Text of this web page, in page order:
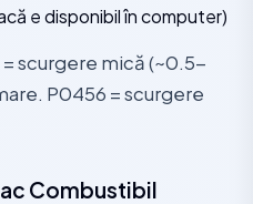
e disponibil în computer)
scurgere mică (~0.5-
P0456 = scurgere
Combustibil